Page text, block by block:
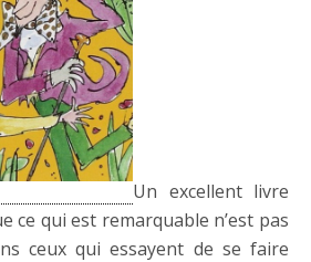
Un excellent livre
ce qui est remarquable n’est pas
ceux qui essayent de se faire